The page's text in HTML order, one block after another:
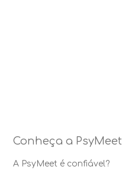
Conheça a PsyMeet
A PsyMeet é confiável?